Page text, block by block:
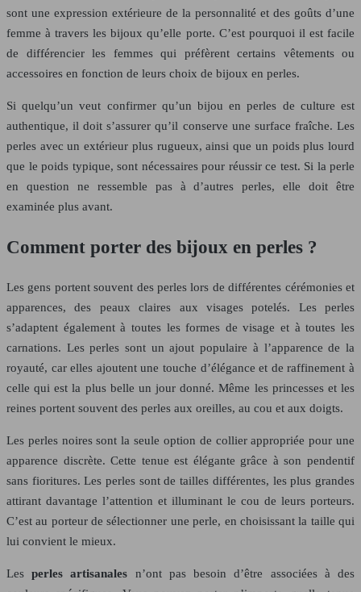
sont une expression extérieure de la personnalité et des goûts d’une
femme à travers les bijoux qu’elle porte. C’est pourquoi il est facile
de différencier les femmes qui préfèrent certains vêtements ou
accessoires en fonction de leurs choix de bijoux en perles.
Si quelqu’un veut confirmer qu’un bijou en perles de culture est
authentique, il doit s’assurer qu’il conserve une surface fraîche. Les
perles avec un extérieur plus rugueux, ainsi que un poids plus lourd
que le poids typique, sont nécessaires pour réussir ce test. Si la perle
en question ne ressemble pas à d’autres perles, elle doit être
examinée plus avant.
Comment porter des bijoux en perles ?
Les gens portent souvent des perles lors de différentes cérémonies et
apparences, des peaux claires aux visages potelés. Les perles
s’adaptent également à toutes les formes de visage et à toutes les
carnations. Les perles sont un ajout populaire à l’apparence de la
royauté, car elles ajoutent une touche d’élégance et de raffinement à
celle qui est la plus belle un jour donné. Même les princesses et les
reines portent souvent des perles aux oreilles, au cou et aux doigts.
Les perles noires sont la seule option de collier appropriée pour une
apparence discrète. Cette tenue est élégante grâce à son pendentif
sans fioritures. Les perles sont de tailles différentes, les plus grandes
attirant davantage l’attention et illuminant le cou de leurs porteurs.
C’est au porteur de sélectionner une perle, en choisissant la taille qui
lui convient le mieux.
Lesperles artisanales n’ont pas besoin d’être associées à des